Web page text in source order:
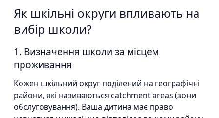
Як шкільні округи впливають на
вибір школи?
1. Визначення школи за місцем
проживання
Кожен шкільний округ поділений на географічні
райони, які називаються catchment areas (зони
обслуговування). Ваша дитина має право